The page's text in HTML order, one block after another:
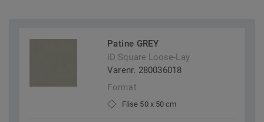
Patine GREY
iD Square Loose-Lay
Varenr. 280036018
Format
Flise 50 x 50 cm